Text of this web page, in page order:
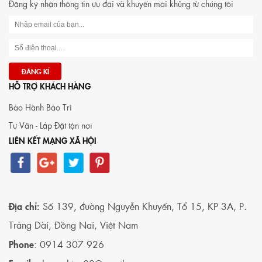
Coffee hiện
đang cung
dòng hạt
cà phê
thơm ngon,
chất lượng,
phù hợp
cà phê
cũng như
các mô
hình pha
nghiệp.
Coffee
đang cung
nhiều dòng
trợ lắp đặt
tận nơi cho
quý khách
hàng.
bạn đang
tìm kiếm
máy cafe
uy tín tại
Đồng Nai,
Nam Linh
Coffee
chọn đáng
tin cậy. Với
nhiều năm
kinh
ngành,
chúng tôi tự
tin mang
Đăng ký nhận thông tin ưu đãi và khuyến mãi khủng từ chúng tôi
HỖ TRỢ KHÁCH HÀNG
Bảo Hành Bảo Trì
Tư Vấn - Lắp Đặt tận nơi
LIÊN KẾT MẠNG XÃ HỘI
Địa chỉ: Số 139, đường Nguyễn Khuyến, Tổ 15, KP 3A, P.
Trảng Dài, Đồng Nai, Việt Nam
Phone: 0914 307 926